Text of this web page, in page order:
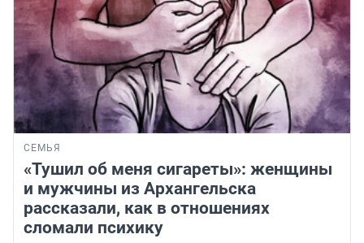
СЕМЬЯ
«Тушил об меня сигареты»: женщины
и мужчины из Архангельска
рассказали, как в отношениях
сломали психику